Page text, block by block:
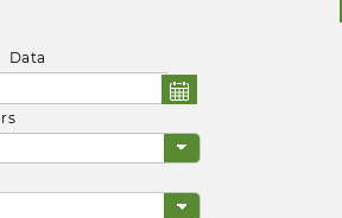
Data